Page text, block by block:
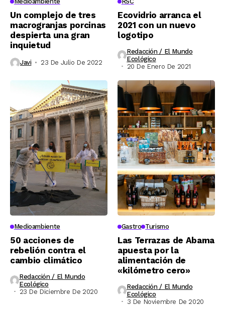
Un complejo de tres
macrogranjas porcinas
despierta una gran
inquietud
Javi 23 De Julio De 2022
Ecovidrio arranca el
2021 con un nuevo
logotipo
Redacción / El Mundo
Ecológico
20 De Enero De 2021
Medioambiente
50 acciones de
rebelión contra el
cambio climático
Redacción / El Mundo
Ecológico
23 De Diciembre De 2020
Gastro Turismo
Las Terrazas de Abama
apuesta por la
alimentación de
«kilómetro cero»
Redacción / El Mundo
Ecológico
3 De Noviembre De 2020